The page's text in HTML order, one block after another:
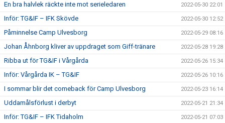
En bra halvlek räckte inte mot serieledaren 2022-05-30 22:01
Inför: TG&IF – IFK Skövde 2022-05-30 12:52
Påminnelse Camp Ulvesborg 2022-05-29 08:16
Johan Åhnborg kliver av uppdraget som Giff-tränare 2022-05-28 19:28
Ribba ut för TG&IF i Vårgårda 2022-05-26 15:34
Inför: Vårgårda IK – TG&IF 2022-05-26 10:16
I sommar blir det comeback för Camp Ulvesborg 2022-05-23 16:14
Uddamålsförlust i derbyt 2022-05-21 21:34
Inför: TG&IF – IFK Tidaholm 2022-05-21 07:03